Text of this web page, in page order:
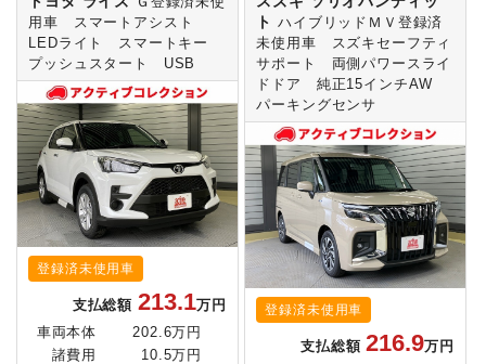
用車 スマートアシスト
LEDライト スマートキー
プッシュスタート USB
登録済未使用車
支払総額 213.1万円
車両本体
202.6万円
諸費用
10.5万円
トハイブリッドＭＶ登録済
未使用車 スズキセーフティ
サポート 両側パワースライ
ドドア 純正15インチAW
パーキングセンサ
登録済未使用車
支払総額216.9万円